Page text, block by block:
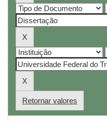
Retornar valores